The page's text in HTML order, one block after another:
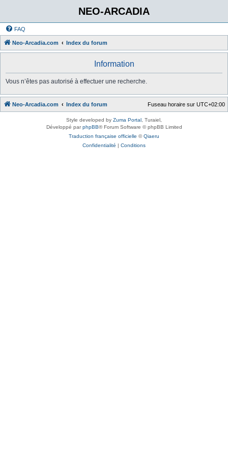
NEO-ARCADIA
FAQ
Neo-Arcadia.com Index du forum
Information
Vous n’êtes pas autorisé à effectuer une recherche.
Neo-Arcadia.com Index du forum Fuseau horaire sur UTC+02:00
Style developed by Zuma Portal , Turaiel,
Développé parphpBB® Forum Software © phpBB Limited
Traduction française officielle ©Qiaeru
Confidentialité | Conditions